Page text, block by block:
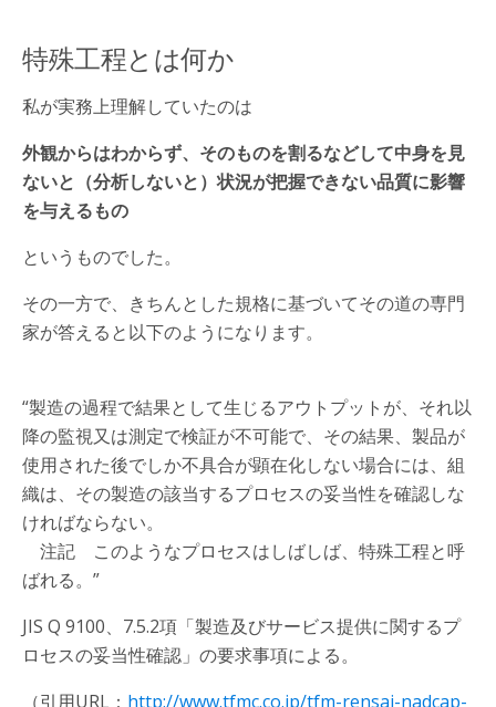
特殊工程とは何か
私が実務上理解していたのは
外観からはわからず、そのものを割るなどして中身を見
ないと（分析しないと）状況が把握できない品質に影響
を与えるもの
というものでした。
その一方で、きちんとした規格に基づいてその道の専門
家が答えると以下のようになります。
“製造の過程で結果として生じるアウトプットが、それ以
降の監視又は測定で検証が不可能で、その結果、製品が
使用された後でしか不具合が顕在化しない場合には、組
織は、その製造の該当するプロセスの妥当性を確認しな
ければならない。
注記 このようなプロセスはしばしば、特殊工程と呼
ばれる。”
JIS Q 9100、7.5.2項「製造及びサービス提供に関するプ
ロセスの妥当性確認」の要求事項による。
（引用URL： http://www.tfmc.co.jp/tfm-rensai-nadcap-